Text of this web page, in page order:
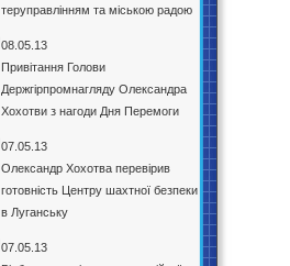
теруправлінням та міською радою
08.05.13
Привітання Голови
Держгірпромнагляду Олександра
Хохотви з нагоди Дня Перемоги
07.05.13
Олександр Хохотва перевірив
готовність Центру шахтної безпеки
в Луганську
07.05.13